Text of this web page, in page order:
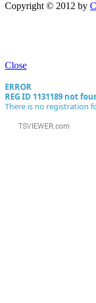
Copyright © 2012 by
Close
ERROR
REG ID 1131189 not
There is no registration